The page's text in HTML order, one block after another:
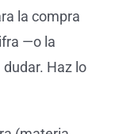
la compra
—o la
Haz lo